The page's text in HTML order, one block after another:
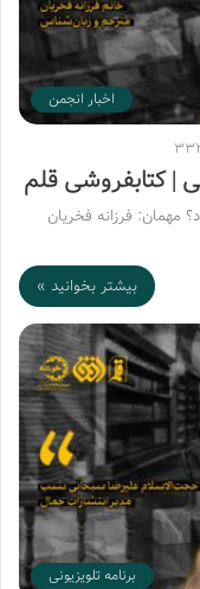
اخبار انجمن
| کتابفروشی قلم
فرزانه فخریان
بیشتر بخوانید »
برنامه تلویزیونی